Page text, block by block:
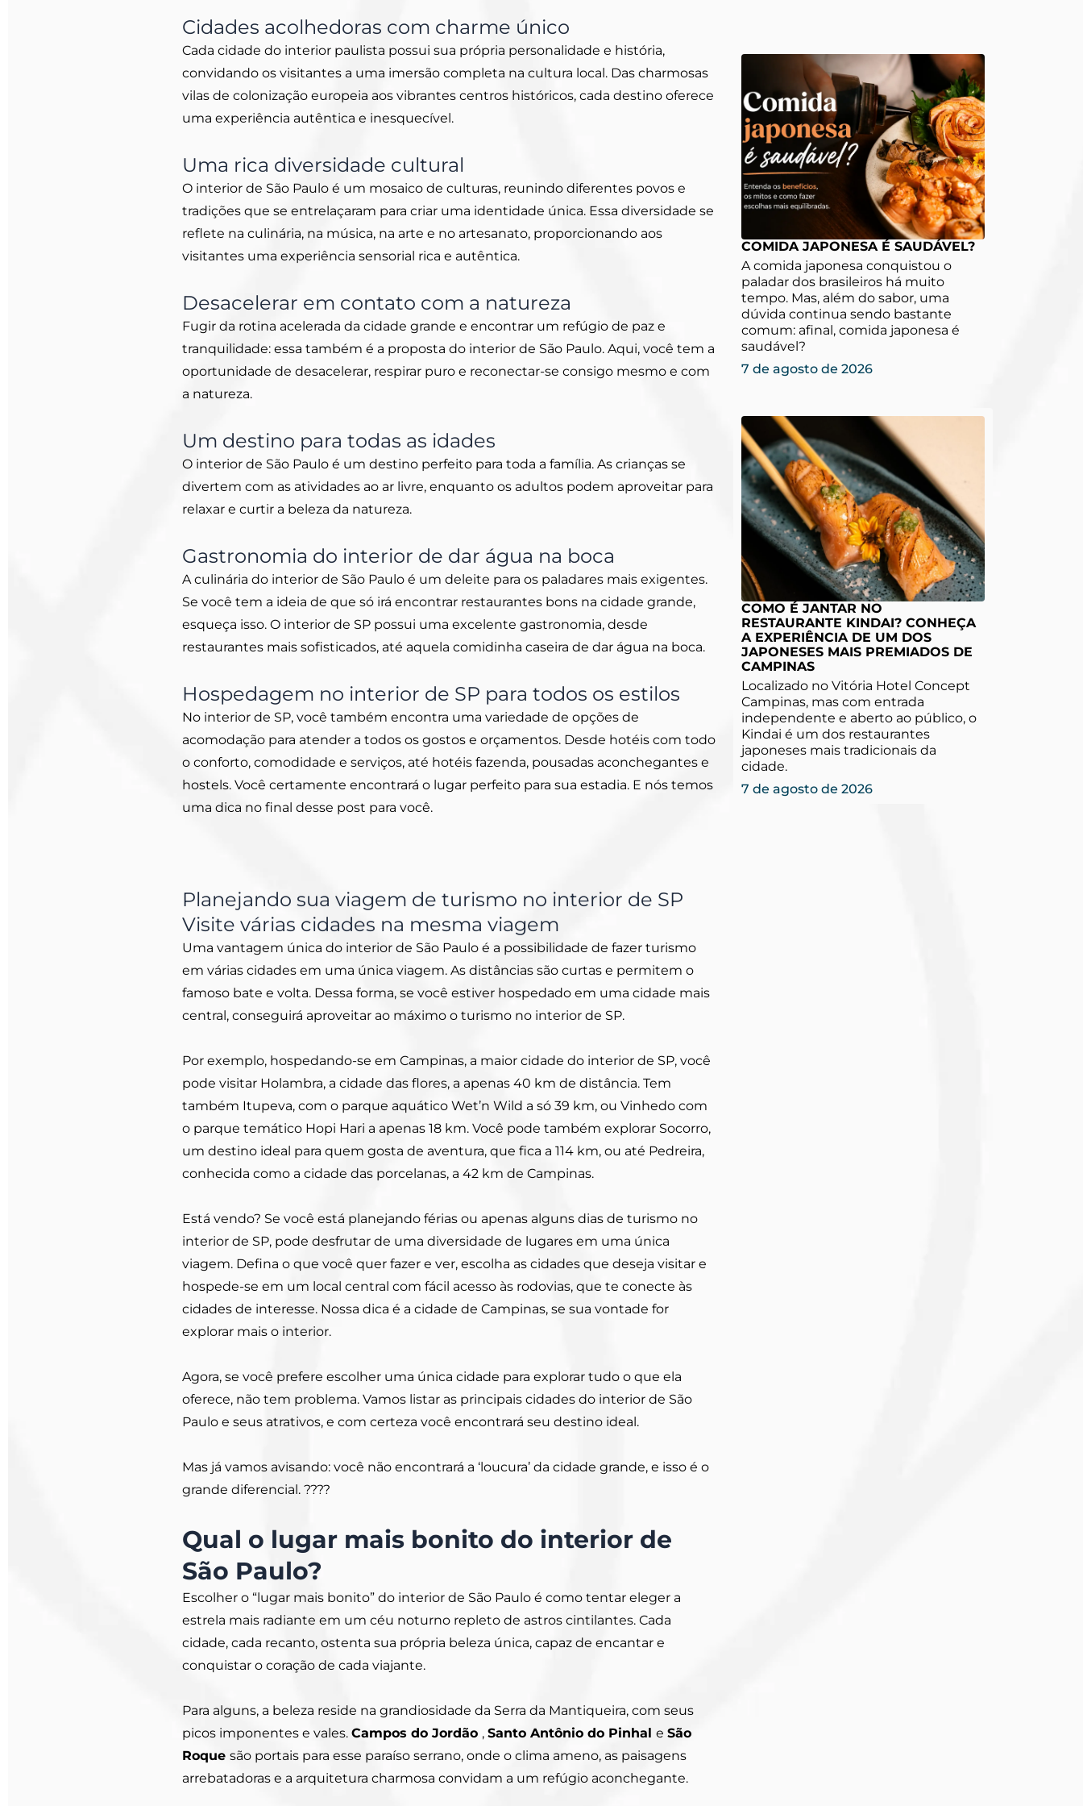
Cidades acolhedoras com charme único
Cada cidade do interior paulista possui sua própria personalidade e história,
convidando os visitantes a uma imersão completa na cultura local. Das charmosas
vilas de colonização europeia aos vibrantes centros históricos, cada destino oferece
uma experiência autêntica e inesquecível.
Uma rica diversidade cultural
O interior de São Paulo é um mosaico de culturas, reunindo diferentes povos e
tradições que se entrelaçaram para criar uma identidade única. Essa diversidade se
reflete na culinária, na música, na arte e no artesanato, proporcionando aos
visitantes uma experiência sensorial rica e autêntica.
Desacelerar em contato com a natureza
Fugir da rotina acelerada da cidade grande e encontrar um refúgio de paz e
tranquilidade: essa também é a proposta do interior de São Paulo. Aqui, você tem a
oportunidade de desacelerar, respirar puro e reconectar-se consigo mesmo e com
a natureza.
Um destino para todas as idades
O interior de São Paulo é um destino perfeito para toda a família. As crianças se
divertem com as atividades ao ar livre, enquanto os adultos podem aproveitar para
relaxar e curtir a beleza da natureza.
Gastronomia do interior de dar água na boca
A culinária do interior de São Paulo é um deleite para os paladares mais exigentes.
Se você tem a ideia de que só irá encontrar restaurantes bons na cidade grande,
esqueça isso. O interior de SP possui uma excelente gastronomia, desde
restaurantes mais sofisticados, até aquela comidinha caseira de dar água na boca.
Hospedagem no interior de SP para todos os estilos
No interior de SP, você também encontra uma variedade de opções de
acomodação para atender a todos os gostos e orçamentos. Desde hotéis com todo
o conforto, comodidade e serviços, até hotéis fazenda, pousadas aconchegantes e
hostels. Você certamente encontrará o lugar perfeito para sua estadia. E nós temos
uma dica no final desse post para você.
Planejando sua viagem de turismo no interior de SP
Visite várias cidades na mesma viagem
Uma vantagem única do interior de São Paulo é a possibilidade de fazer turismo
em várias cidades em uma única viagem. As distâncias são curtas e permitem o
famoso bate e volta. Dessa forma, se você estiver hospedado em uma cidade mais
central, conseguirá aproveitar ao máximo o turismo no interior de SP.
Por exemplo, hospedando-se em Campinas, a maior cidade do interior de SP, você
pode visitar Holambra, a cidade das flores, a apenas 40 km de distância. Tem
também Itupeva, com o parque aquático Wet’n Wild a só 39 km, ou Vinhedo com
o parque temático Hopi Hari a apenas 18 km. Você pode também explorar Socorro,
um destino ideal para quem gosta de aventura, que fica a 114 km, ou até Pedreira,
conhecida como a cidade das porcelanas, a 42 km de Campinas.
Está vendo? Se você está planejando férias ou apenas alguns dias de turismo no
interior de SP, pode desfrutar de uma diversidade de lugares em uma única
viagem. Defina o que você quer fazer e ver, escolha as cidades que deseja visitar e
hospede-se em um local central com fácil acesso às rodovias, que te conecte às
cidades de interesse. Nossa dica é a cidade de Campinas, se sua vontade for
explorar mais o interior.
Agora, se você prefere escolher uma única cidade para explorar tudo o que ela
oferece, não tem problema. Vamos listar as principais cidades do interior de São
Paulo e seus atrativos, e com certeza você encontrará seu destino ideal.
Mas já vamos avisando: você não encontrará a ‘loucura’ da cidade grande, e isso é o
grande diferencial. ????
Qual o lugar mais bonito do interior de
São Paulo?
Escolher o “lugar mais bonito” do interior de São Paulo é como tentar eleger a
estrela mais radiante em um céu noturno repleto de astros cintilantes. Cada
cidade, cada recanto, ostenta sua própria beleza única, capaz de encantar e
conquistar o coração de cada viajante.
Para alguns, a beleza reside na grandiosidade da Serra da Mantiqueira, com seus
picos imponentes e vales. Campos do Jordão , Santo Antônio do Pinhal e São
Roque são portais para esse paraíso serrano, onde o clima ameno, as paisagens
arrebatadoras e a arquitetura charmosa convidam a um refúgio aconchegante.
COMIDA JAPONESA É SAUDÁVEL?
A comida japonesa conquistou o
paladar dos brasileiros há muito
tempo. Mas, além do sabor, uma
dúvida continua sendo bastante
comum: afinal, comida japonesa é
saudável?
7 de agosto de 2026
COMO É JANTAR NO
RESTAURANTE KINDAI? CONHEÇA
A EXPERIÊNCIA DE UM DOS
JAPONESES MAIS PREMIADOS DE
CAMPINAS
Localizado no Vitória Hotel Concept
Campinas, mas com entrada
independente e aberto ao público, o
Kindai é um dos restaurantes
japoneses mais tradicionais da
cidade.
7 de agosto de 2026